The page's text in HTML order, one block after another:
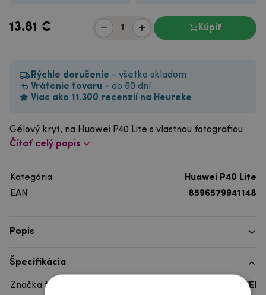
13.81 € Kúpiť
Rýchle doručenie - všetko skladom
Vrátenie tovaru - do 60 dní
Viac ako 11.300 recenzií na Heureke
Gélový kryt, na Huawei P40 Lite s vlastnou fotografiou
Čítať celý popis
Kategória
Huawei P40 Lite
EAN
8596579941148
Popis
Špecifikácia
Značka telefónu
HUAWEI